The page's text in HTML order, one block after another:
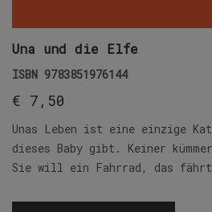
Una und die Elfe
ISBN 9783851976144
€ 7,50
Unas Leben ist eine einzige
dieses Baby gibt. Keiner
Sie will ein Fahrrad, das